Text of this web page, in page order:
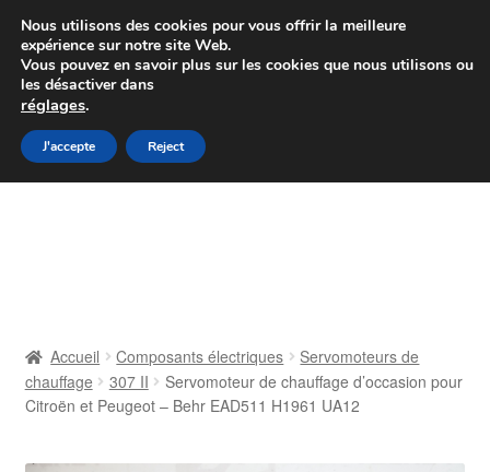
Colissimo livraison à partir de 7 EUR
Du lundi au vendredi de 9 h à 16 h
Aller
à
Aller
au
Contact
Accueil Composants électriques
Servomoteurs de
chauffage
307 II
Servomoteur de chauffage d’occasion pour
Citroën et Peugeot – Behr EAD511 H1961 UA12
Nous utilisons des cookies pour vous offrir la meilleure
expérience sur notre site Web.
Vous pouvez en savoir plus sur les cookies que nous utilisons ou
les désactiver dans
réglages.
J'accepte Reject